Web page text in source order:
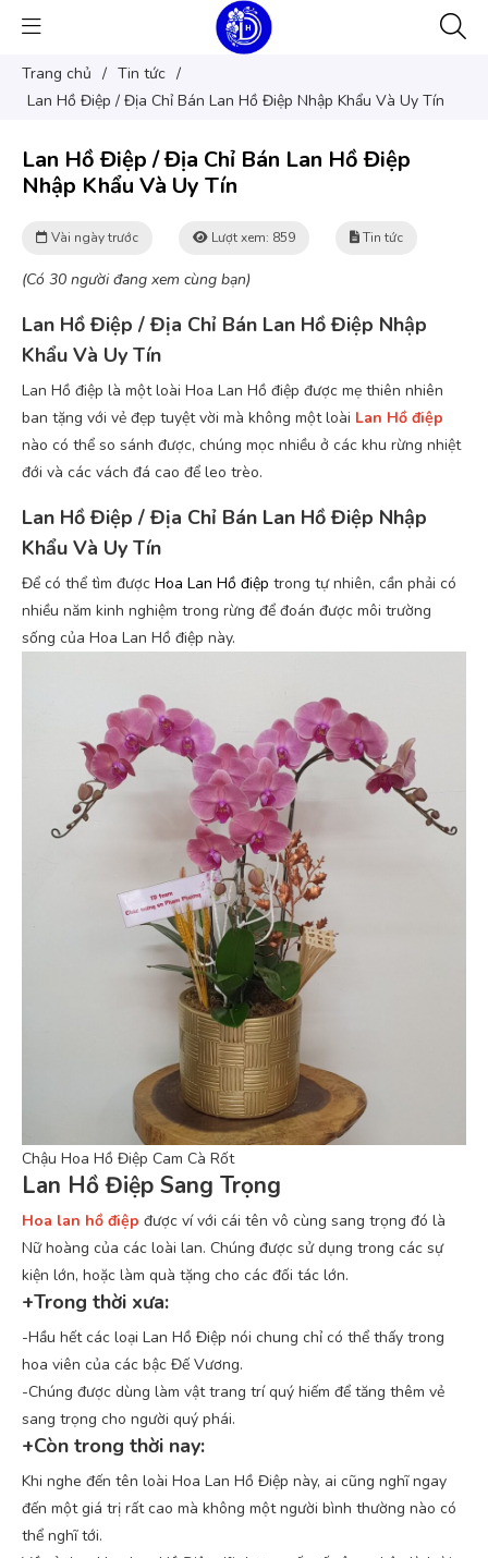
Trang chủ / Tin tức /
Lan Hồ Điệp / Địa Chỉ Bán Lan Hồ Điệp Nhập Khẩu Và Uy Tín
Lan Hồ Điệp / Địa Chỉ Bán Lan Hồ Điệp
Nhập Khẩu Và Uy Tín
Vài ngày trước Lượt xem: 859 Tin tức
(Có 30 người đang xem cùng bạn)
Lan Hồ Điệp / Địa Chỉ Bán Lan Hồ Điệp Nhập
Khẩu Và Uy Tín
Lan Hồ điệp là một loài Hoa Lan Hồ điệp được mẹ thiên nhiên
ban tặng với vẻ đẹp tuyệt vời mà không một loài Lan Hồ điệp
nào có thể so sánh được, chúng mọc nhiều ở các khu rừng nhiệt
đới và các vách đá cao để leo trèo.
Lan Hồ Điệp / Địa Chỉ Bán Lan Hồ Điệp Nhập
Khẩu Và Uy Tín
Để có thể tìm được Hoa Lan Hồ điệp trong tự nhiên, cần phải có
nhiều năm kinh nghiệm trong rừng để đoán được môi trường
sống của Hoa Lan Hồ điệp này.
Chậu Hoa Hồ Điệp Cam Cà Rốt
Lan Hồ Điệp Sang Trọng
Hoa lan hồ điệp được ví với cái tên vô cùng sang trọng đó là
Nữ hoàng của các loài lan. Chúng được sử dụng trong các sự
kiện lớn, hoặc làm quà tặng cho các đối tác lớn.
+Trong thời xưa:
-Hầu hết các loại Lan Hồ Điệp nói chung chỉ có thể thấy trong
hoa viên của các bậc Đế Vương.
-Chúng được dùng làm vật trang trí quý hiếm để tăng thêm vẻ
sang trọng cho người quý phái.
+Còn trong thời nay:
Khi nghe đến tên loài Hoa Lan Hồ Điệp này, ai cũng nghĩ ngay
đến một giá trị rất cao mà không một người bình thường nào có
thể nghĩ tới.